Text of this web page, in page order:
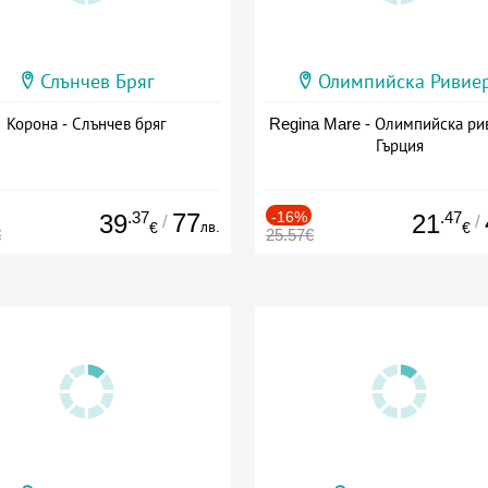
Слънчев Бряг
Корона - Слънчев бряг
39.37
€ / 77лв.
Олимпийска
Regina Mare - Олимпийска
Гърция
-16%
25.57€ 21.47
€ /